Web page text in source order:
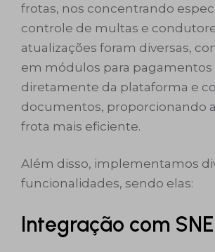
frotas, nos concentrando
controle de multas e
atualizações foram diversas,
em módulos para
diretamente da plataforma e
documentos, proporcionando
frota mais eficiente.
Além disso, implementamos
funcionalidades, sendo elas:
Integração com SNE